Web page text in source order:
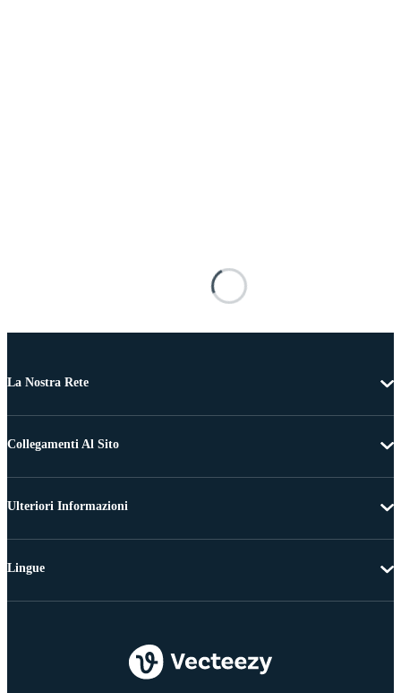
La Nostra Rete
Collegamenti Al Sito
Ulteriori Informazioni
Lingue